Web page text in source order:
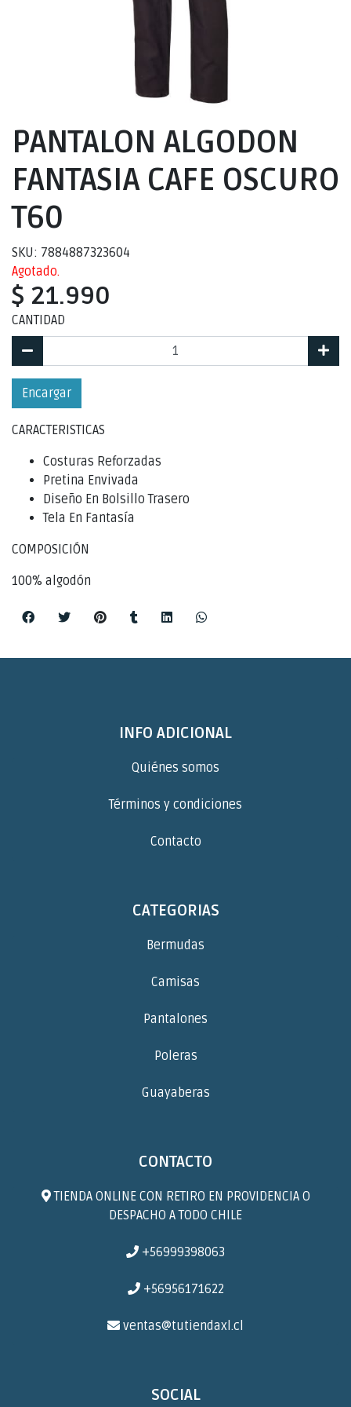
PANTALON ALGODON
FANTASIA CAFE OSCURO
T60
SKU: 7884887323604
Agotado.
$ 21.990
CANTIDAD
Encargar
CARACTERISTICAS
Costuras Reforzadas
Pretina Envivada
Diseño En Bolsillo Trasero
Tela En Fantasía
COMPOSICIÓN
100% algodón
INFO ADICIONAL
Quiénes somos
Términos y condiciones
Contacto
CATEGORIAS
Bermudas
Camisas
Pantalones
Poleras
Guayaberas
CONTACTO
TIENDA ONLINE CON RETIRO EN PROVIDENCIA O
DESPACHO A TODO CHILE
+56999398063
+56956171622
ventas@tutiendaxl.cl
SOCIAL